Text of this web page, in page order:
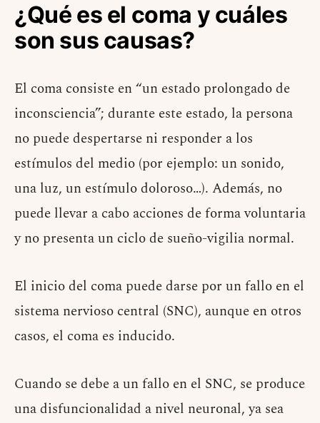
¿Qué es el coma y cuáles
son sus causas?
El coma consiste en “un estado prolongado de
inconsciencia”; durante este estado, la persona
no puede despertarse ni responder a los
estímulos del medio (por ejemplo: un sonido,
una luz, un estímulo doloroso…). Además, no
puede llevar a cabo acciones de forma voluntaria
y no presenta un ciclo de sueño-vigilia normal.
El inicio del coma puede darse por un fallo en el
sistema nervioso central (SNC), aunque en otros
casos, el coma es inducido.
Cuando se debe a un fallo en el SNC, se produce
una disfuncionalidad a nivel neuronal, ya sea